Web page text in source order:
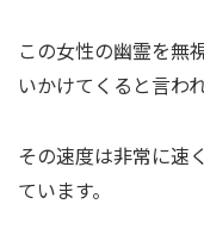
この女性の幽霊を無
いかけてくると言わ
その速度は非常に速
ています。